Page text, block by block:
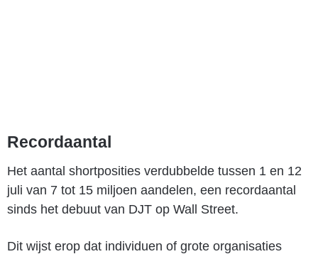
Recordaantal
Het aantal shortposities verdubbelde tussen 1 en 12
juli van 7 tot 15 miljoen aandelen, een recordaantal
sinds het debuut van DJT op Wall Street.
Dit wijst erop dat individuen of grote organisaties